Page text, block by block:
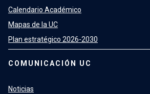
Calendario Académico
Mapas de la UC
Plan estratégico 2026-2030
COMUNICACIÓN UC
Noticias